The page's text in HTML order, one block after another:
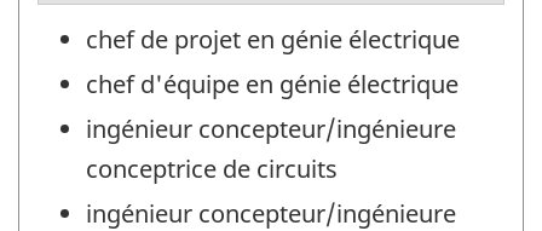
chef de projet en génie électrique
chef d'équipe en génie électrique
ingénieur concepteur/ingénieure
conceptrice de circuits
ingénieur concepteur/ingénieure